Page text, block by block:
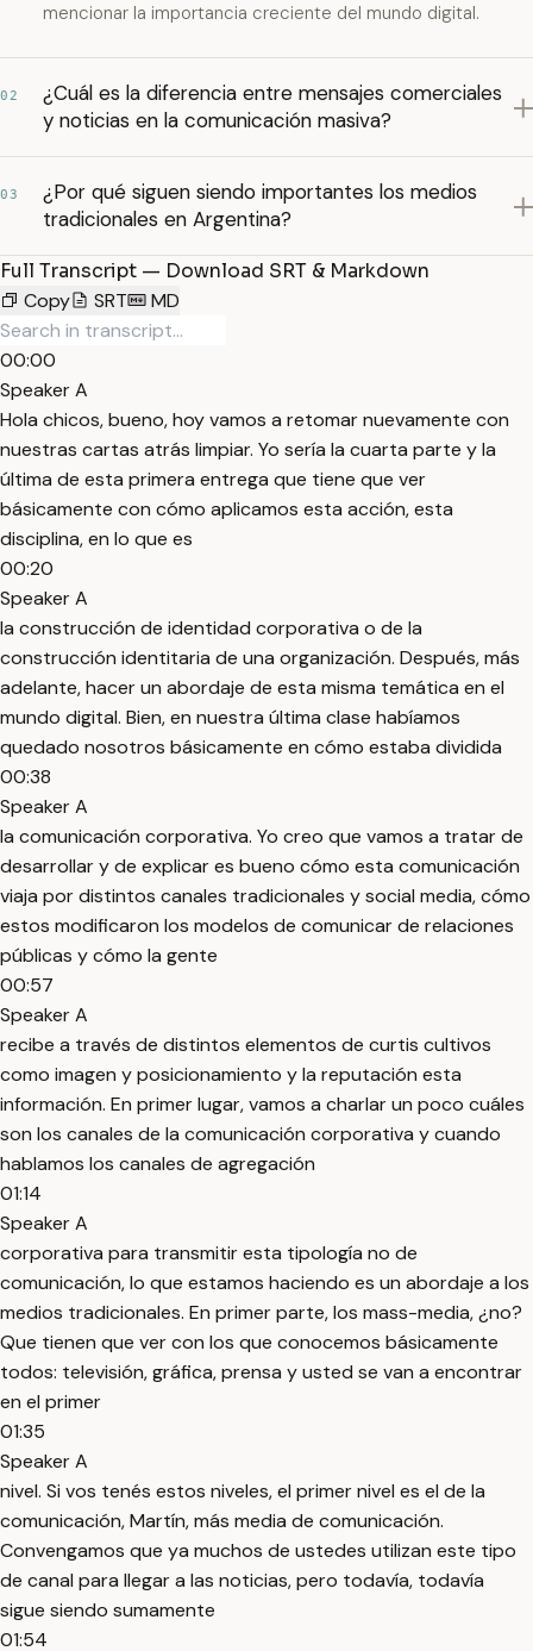
mencionar la importancia creciente del mundo digital.
02
¿Cuál es la diferencia entre mensajes comerciales
y noticias en la comunicación masiva?
03
¿Por qué siguen siendo importantes los medios
tradicionales en Argentina?
Full Transcript — Download SRT & Markdown
Copy
SRT MD
00:00
Speaker A
Hola chicos, bueno, hoy vamos a retomar nuevamente con
nuestras cartas atrás limpiar. Yo sería la cuarta parte y la
última de esta primera entrega que tiene que ver
básicamente con cómo aplicamos esta acción, esta
disciplina, en lo que es
00:20
Speaker A
la construcción de identidad corporativa o de la
construcción identitaria de una organización. Después, más
adelante, hacer un abordaje de esta misma temática en el
mundo digital. Bien, en nuestra última clase habíamos
quedado nosotros básicamente en cómo estaba dividida
00:38
Speaker A
la comunicación corporativa. Yo creo que vamos a tratar de
desarrollar y de explicar es bueno cómo esta comunicación
viaja por distintos canales tradicionales y social media, cómo
estos modificaron los modelos de comunicar de relaciones
públicas y cómo la gente
00:57
Speaker A
recibe a través de distintos elementos de curtis cultivos
como imagen y posicionamiento y la reputación esta
información. En primer lugar, vamos a charlar un poco cuáles
son los canales de la comunicación corporativa y cuando
hablamos los canales de agregación
01:14
Speaker A
corporativa para transmitir esta tipología no de
comunicación, lo que estamos haciendo es un abordaje a los
medios tradicionales. En primer parte, los mass-media, ¿no?
Que tienen que ver con los que conocemos básicamente
todos: televisión, gráfica, prensa y usted se van a encontrar
en el primer
01:35
Speaker A
nivel. Si vos tenés estos niveles, el primer nivel es el de la
comunicación, Martín, más media de comunicación.
Convengamos que ya muchos de ustedes utilizan este tipo
de canal para llegar a las noticias, pero todavía, todavía
sigue siendo sumamente
01:54